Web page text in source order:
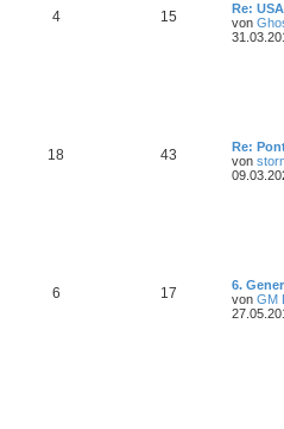
4 15
Re:
von
18 43
Re:
von
6 17
6.
von GM